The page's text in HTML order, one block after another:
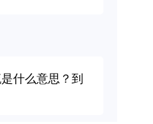
什么意思？到